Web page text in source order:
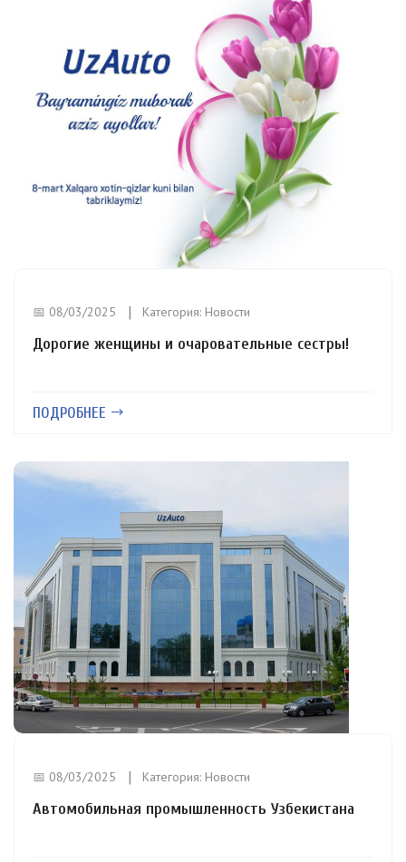
📅 08/03/2025 Категория: Новости
Дорогие женщины и очаровательные сестры!
ПОДРОБНЕЕ
📅 08/03/2025 Категория: Новости
Автомобильная промышленность Узбекистана